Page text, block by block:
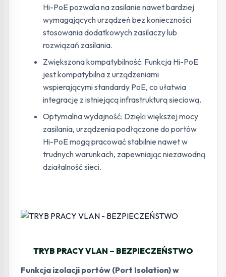
Hi-PoE pozwala na zasilanie nawet bardziej
wymagających urządzeń bez konieczności
stosowania dodatkowych zasilaczy lub
rozwiązań zasilania.
Zwiększona kompatybilność: Funkcja Hi-PoE
jest kompatybilna z urządzeniami
wspierającymi standardy PoE, co ułatwia
integrację z istniejącą infrastrukturą sieciową.
Optymalna wydajność: Dzięki większej mocy
zasilania, urządzenia podłączone do portów
Hi-PoE mogą pracować stabilnie nawet w
trudnych warunkach, zapewniając niezawodną
działalność sieci.
TRYB PRACY VLAN – BEZPIECZEŃSTWO
Funkcja izolacji portów (Port Isolation) w